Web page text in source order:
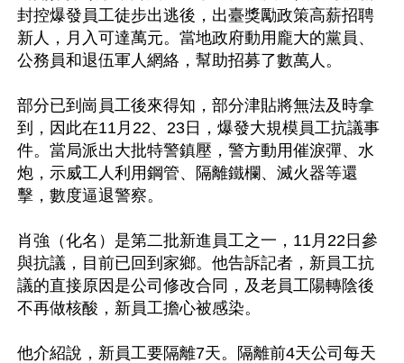
封控爆發員工徒步出逃後，出臺獎勵政策高薪招聘
新人，月入可達萬元。當地政府動用龐大的黨員、
公務員和退伍軍人網絡，幫助招募了數萬人。
部分已到崗員工後來得知，部分津貼將無法及時拿
到，因此在11月22、23日，爆發大規模員工抗議事
件。當局派出大批特警鎮壓，警方動用催淚彈、水
炮，示威工人利用鋼管、隔離鐵欄、滅火器等還
擊，數度逼退警察。
肖強（化名）是第二批新進員工之一，11月22日參
與抗議，目前已回到家鄉。他告訴記者，新員工抗
議的直接原因是公司修改合同，及老員工陽轉陰後
不再做核酸，新員工擔心被感染。
他介紹說，新員工要隔離7天。隔離前4天公司每天